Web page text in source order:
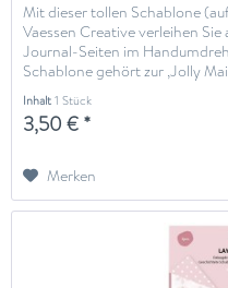
Mit dieser tollen Schablone
Vaessen Creative verleihen
Journal-Seiten im
Schablone gehört zur ‚Jolly
Inhalt1 Stück
3,50 € *
Merken